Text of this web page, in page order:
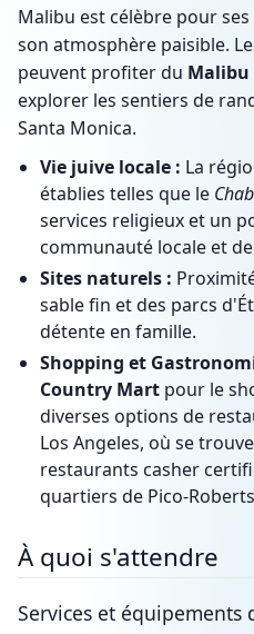
Malibu est célèbre pour
son atmosphère paisible.
peuvent profiter du Malibu
explorer les sentiers de
Santa Monica.
Vie juive locale : La
établies telles que le
services religieux et un
communauté locale et
Sites naturels :
sable fin et des parcs
détente en famille.
Shopping et
Country Mart pour le
diverses options de
Los Angeles, où se
restaurants casher
quartiers de Pico-
À quoi s'attendre
Services et équipements